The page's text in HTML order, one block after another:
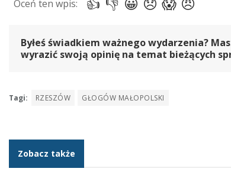
Byłeś świadkiem ważnego wydarzenia?
wyrazić swoją opinię na temat bieżących
Tagi: RZESZÓW GŁOGÓW MAŁOPOLSKI
Zobacz także